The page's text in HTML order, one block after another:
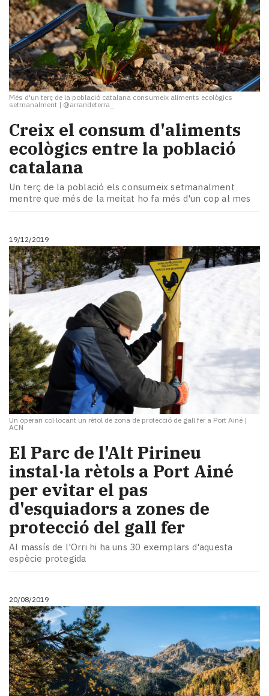
Més d'un terç de la població catalana consumeix aliments ecològics
setmanalment | @arrandeterra_
Creix el consum d'aliments
ecològics entre la població
catalana
Un terç de la població els consumeix setmanalment
mentre que més de la meitat ho fa més d'un cop al mes
19/12/2019
Un operari col·locant un rètol de zona de protecció de gall fer a Port Ainé |
ACN
​El Parc de l'Alt Pirineu
instal·la rètols a Port Ainé
per evitar el pas
d'esquiadors a zones de
protecció del gall fer
Al massís de l'Orri hi ha uns 30 exemplars d'aquesta
espècie protegida
20/08/2019